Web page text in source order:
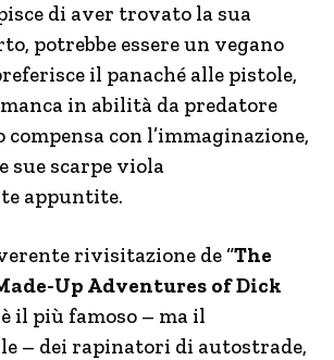
di aver trovato la sua
potrebbe essere un vegano
il panaché alle pistole,
in abilità da predatore
compensa con l’immaginazione,
sue scarpe viola
appuntite.
rivisitazione de “The
Up Adventures of Dick
il più famoso – ma il
– dei rapinatori di autostrade,